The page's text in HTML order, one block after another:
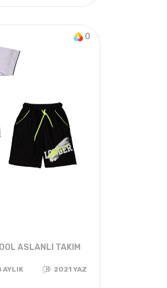
0
ASLANLI TAKIM